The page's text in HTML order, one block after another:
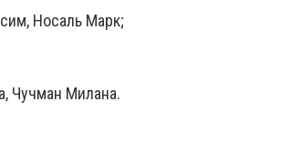
Носаль Марк;
Чучман Милана.